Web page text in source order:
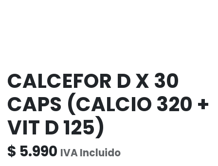
CALCEFOR D X 30
CAPS (CALCIO 320 +
VIT D 125)
$ 5.990 IVA Incluido